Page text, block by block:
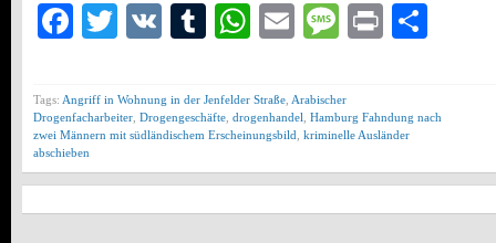
Facebook
Twitter
VK Tumblr
WhatsApp
EmailMessage
Print
Tags: Angriff in Wohnung in der Jenfelder Straße Arabischer
Drogenfacharbeiter Drogengeschäfte drogenhandel Hamburg Fahndung nach
zwei Männern mit südländischem Erscheinungsbild kriminelle Ausländer
abschieben